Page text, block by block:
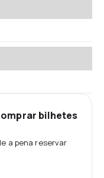
bilhetes
a pena reservar